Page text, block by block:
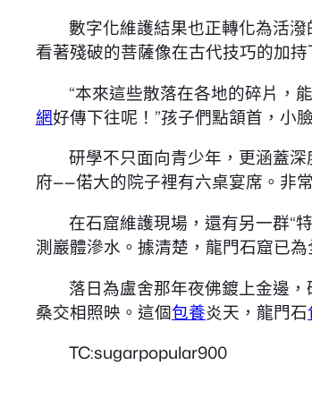
數字化維護結果也正轉化為活潑
看著殘破的菩薩像在古代技巧的加
“本來這些散落在各地的碎片，
網好傳下往呢！”孩子們點頷首，小
研學不只面向青少年，更涵蓋
府——偌大的院子裡有六桌宴席。非
在石窟維護現場，還有另一群“
測巖體滲水。據清楚，龍門石窟已
落日為盧舍那年夜佛鍍上金邊
桑交相照映。這個包養炎天，龍門石
TC:sugarpopular900